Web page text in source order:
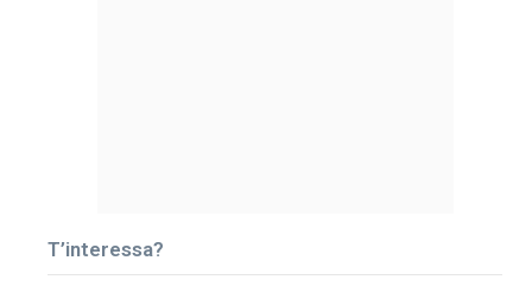
T’interessa?